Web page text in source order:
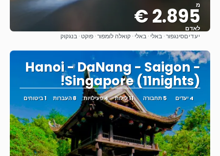
מ
2.895 €
לאדם
ראה
יעדיםסינגפור · באלי · באלי · קואלה לומפור · פוקט · בנגקוק
Hanoi - DaNang - Saigon -
Singapore (11nights)!
4 יעדים 5 תחבורה 11 לילות 4 פעילויות 8 העברות 1 ביטוחים